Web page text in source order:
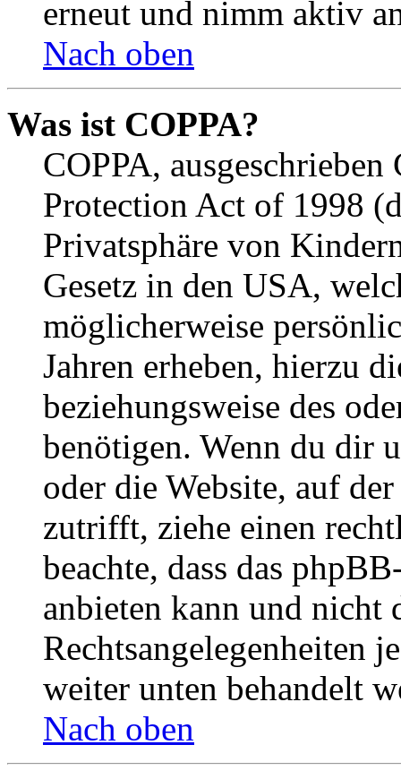
erneut und nimm aktiv
Nach oben
Was ist COPPA?
COPPA,
Protection Act of 1998
Privatsphäre von
Gesetz in den USA,
möglicherweise
Jahren erheben, hierzu
beziehungsweise des
benötigen. Wenn du dir
oder die Website, auf
zutrifft, ziehe einen
beachte, dass das
anbieten kann und nicht
Rechtsangelegenheiten
weiter unten behandelt
Nach oben